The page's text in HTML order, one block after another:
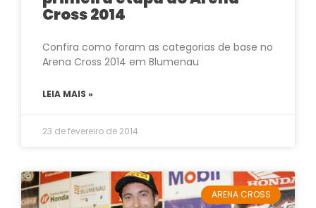
Cross 2014
Confira como foram as categorias de base no
Arena Cross 2014 em Blumenau
LEIA MAIS »
23 de fevereiro de 2014
ARENA CROSS